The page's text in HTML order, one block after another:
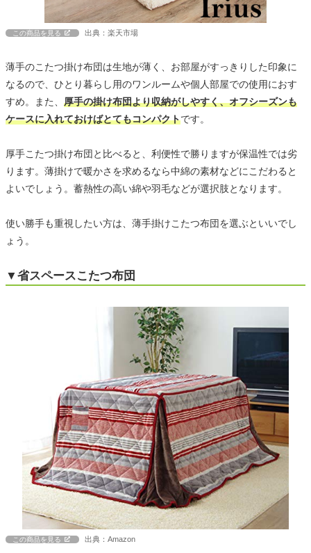
この商品を見る 出典：楽天市場
薄手のこたつ掛け布団は生地が薄く、お部屋がすっきりした印象に
なるので、ひとり暮らし用のワンルームや個人部屋での使用におす
すめ。また、 厚手の掛け布団より収納がしやすく、オフシーズンも
ケースに入れておけばとてもコンパクトです。
厚手こたつ掛け布団と比べると、利便性で勝りますが保温性では劣
ります。薄掛けで暖かさを求めるなら中綿の素材などにこだわると
よいでしょう。蓄熱性の高い綿や羽毛などが選択肢となります。
使い勝手も重視したい方は、薄手掛けこたつ布団を選ぶといいでし
ょう。
▼省スペースこたつ布団
この商品を見る 出典：Amazon